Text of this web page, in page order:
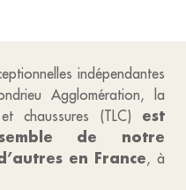
indépendantes
Agglomération, la
chaussures (TLC) est
de notre
en France, à